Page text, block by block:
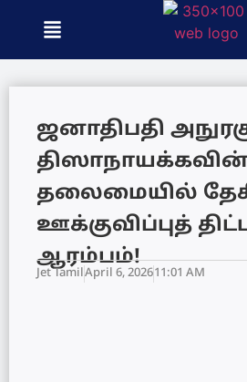
ஜனாதிபதி
தலைமையில்
ஊக்குவிப்புத்
ஆரம்பம்!
Jet TamilApril 6, 202611:01 AM